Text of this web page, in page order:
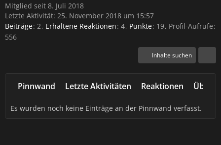
Mitglied seit 8. Juli 2018
Letzte Aktivität: 25. November 2018 um 15:57
Beiträge 2 Erhaltene Reaktionen 4 Punkte 19 Profil-Aufrufe
556
Inhalte suchen
Pinnwand Letzte Aktivitäten Reaktionen Über
Es wurden noch keine Einträge an der Pinnwand verfasst.